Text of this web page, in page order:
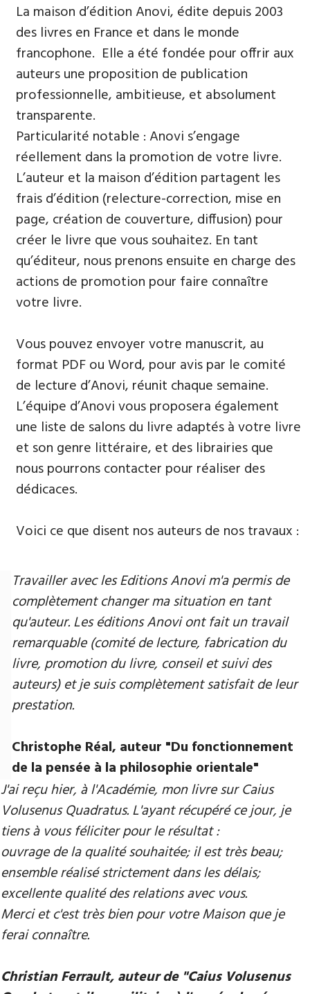
La maison d’édition Anovi, édite depuis 2003
des livres en France et dans le monde
francophone. Elle a été fondée pour offrir aux
auteurs une proposition de publication
professionnelle, ambitieuse, et absolument
transparente.
Particularité notable : Anovi s’engage
réellement dans la promotion de votre livre.
L’auteur et la maison d’édition partagent les
frais d’édition (relecture-correction, mise en
page, création de couverture, diffusion) pour
créer le livre que vous souhaitez. En tant
qu’éditeur, nous prenons ensuite en charge des
actions de promotion pour faire connaître
votre livre.
Vous pouvez envoyer votre manuscrit, au
format PDF ou Word, pour avis par le comité
de lecture d’Anovi, réunit chaque semaine.
L’équipe d’Anovi vous proposera également
une liste de salons du livre adaptés à votre livre
et son genre littéraire, et des librairies que
nous pourrons contacter pour réaliser des
dédicaces.
Voici ce que disent nos auteurs de nos travaux :
Travailler avec les Editions Anovi m'a permis de
complètement changer ma situation en tant
qu'auteur. Les éditions Anovi ont fait un travail
remarquable (comité de lecture, fabrication du
livre, promotion du livre, conseil et suivi des
auteurs) et je suis complètement satisfait de leur
prestation.
Christophe Réal, auteur ​"Du fonctionnement
de la pensée à la philosophie orientale"
J'ai reçu hier, à l'Académie, mon livre sur Caius
Volusenus Quadratus. L'ayant récupéré ce jour, je
tiens à vous féliciter pour le résultat :
ouvrage de la qualité souhaitée; il est très beau;
ensemble réalisé strictement dans les délais;
excellente qualité des relations avec vous.
Merci et c'est très bien pour votre Maison que je
ferai connaître.
Christian Ferrault, auteur de "Caius Volusenus